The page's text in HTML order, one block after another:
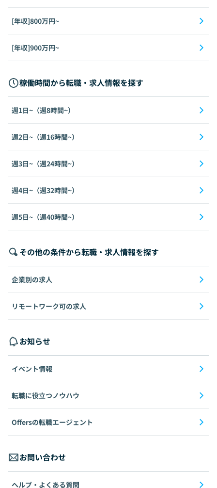
[年収]800万円~
[年収]900万円~
稼働時間から転職・求人情報を探す
週1日~（週8時間~）
週2日~（週16時間~）
週3日~（週24時間~）
週4日~（週32時間~）
週5日~（週40時間~）
その他の条件から転職・求人情報を探す
企業別の求人
リモートワーク可の求人
お知らせ
イベント情報
転職に役立つノウハウ
Offersの転職エージェント
お問い合わせ
ヘルプ・よくある質問